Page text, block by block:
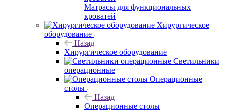
Матрасы для функциональных
кроватей
Хирургическое
оборудование
Назад
Хирургическое оборудование
Светильники
операционные
Операционные
столы
Назад
Операционные столы